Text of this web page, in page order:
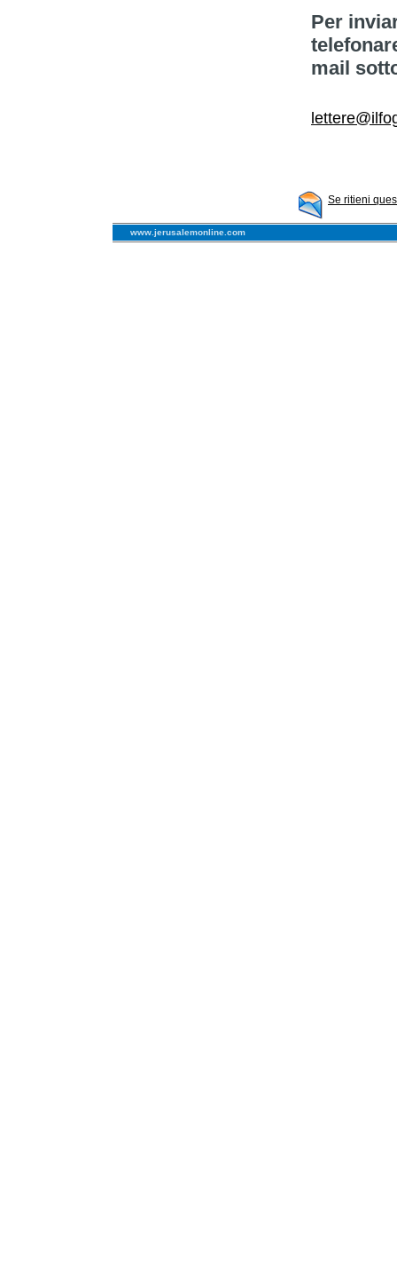
Per
mail
Se ritieni
www.jerusalemonline.com